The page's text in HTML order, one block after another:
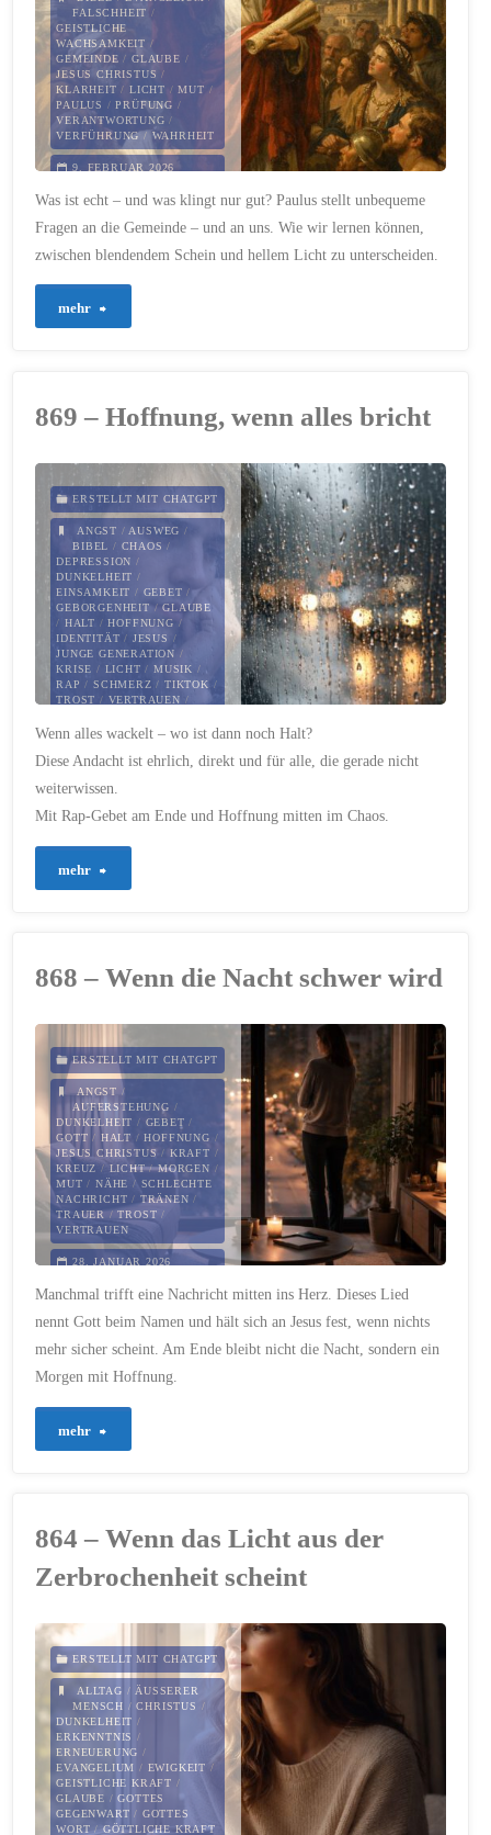
für
Rechtsanwälte?"
FALSCHHEIT /
GEISTLICHE
WACHSAMKEIT /
GEMEINDE / GLAUBE /
JESUS CHRISTUS /
KLARHEIT / LICHT /MUT /
PAULUS /PRÜFUNG /
VERANTWORTUNG /
VERFÜHRUNG/ WAHRHEIT
9. FEBRUAR 2026
Was ist echt – und was klingt nur gut? Paulus stellt unbequeme
Fragen an die Gemeinde – und an uns. Wie wir lernen können,
zwischen blendendem Schein und hellem Licht zu unterscheiden.
mehr
und
Maß"
869 – Hoffnung, wenn alles bricht
ERSTELLT MIT CHATGPT
ANGST /AUSWEG /
BIBEL / CHAOS /
DEPRESSION /
DUNKELHEIT /
EINSAMKEIT / GEBET /
GEBORGENHEIT /GLAUBE
/ HALT /HOFFNUNG /
IDENTITÄT / JESUS /
JUNGE GENERATION /
KRISE / LICHT / MUSIK /
RAP / SCHMERZ / TIKTOK /
TROST / VERTRAUEN /
ZUSAMMENHALT
29. JANUAR 2026
Wenn alles wackelt – wo ist dann noch Halt?
Diese Andacht ist ehrlich, direkt und für alle, die gerade nicht
weiterwissen.
Mit Rap-Gebet am Ende und Hoffnung mitten im Chaos.
mehr
bricht"
868 – Wenn die Nacht schwer wird
ERSTELLT MIT CHATGPT
ANGST /
AUFERSTEHUNG /
DUNKELHEIT / GEBET /
GOTT / HALT /HOFFNUNG /
JESUS CHRISTUS / KRAFT /
KREUZ / LICHT/MORGEN /
MUT / NÄHE / SCHLECHTE
NACHRICHT / TRÄNEN /
TRAUER /TROST /
VERTRAUEN
28. JANUAR 2026
Manchmal trifft eine Nachricht mitten ins Herz. Dieses Lied
nennt Gott beim Namen und hält sich an Jesus fest, wenn nichts
mehr sicher scheint. Am Ende bleibt nicht die Nacht, sondern ein
Morgen mit Hoffnung.
mehr
schwer
wird"
864 – Wenn das Licht aus der
Zerbrochenheit scheint
ERSTELLT MIT CHATGPT
ALLTAG /ÄUSSERER M
ENSCH
/CHRISTUS /
DUNKELHEIT /
ERKENNTNIS /
ERNEUERUNG /
EVANGELIUM / EWIGKEIT /
GEISTLICHE KRAFT /
GLAUBE /GOTTES
GEGENWART / GOTTES
WORT /GÖTTLICHE KRAFT